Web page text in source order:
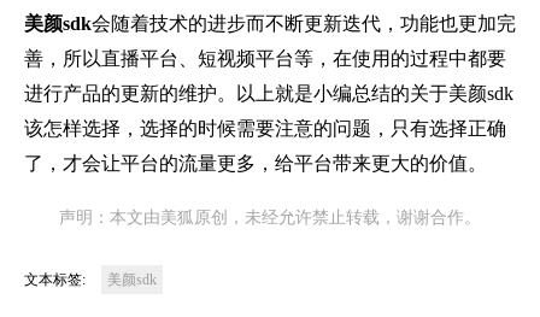
美颜sdk会随着技术的进步而不断更新迭代，功能也更加完
善，所以直播平台、短视频平台等，在使用的过程中都要
进行产品的更新的维护。以上就是小编总结的关于美颜sdk
该怎样选择，选择的时候需要注意的问题，只有选择正确
了，才会让平台的流量更多，给平台带来更大的价值。
声明：本文由美狐原创，未经允许禁止转载，谢谢合作。
文本标签: 美颜sdk